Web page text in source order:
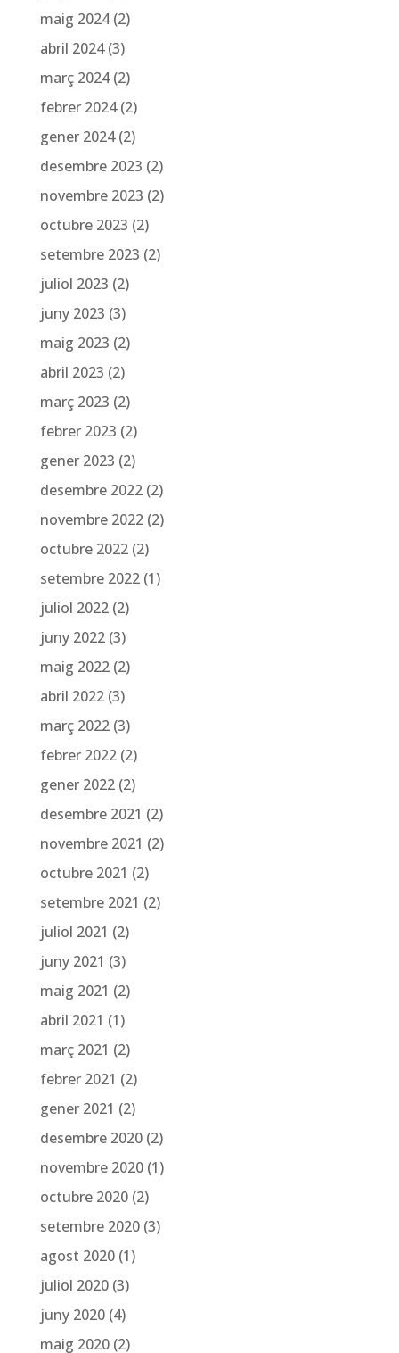
maig 2024(2)
abril 2024(3)
març 2024(2)
febrer 2024(2)
gener 2024(2)
desembre 2023 (2)
novembre 2023 (2)
octubre 2023 (2)
setembre 2023 (2)
juliol 2023 (2)
juny 2023 (3)
maig 2023 (2)
abril 2023 (2)
març 2023 (2)
febrer 2023 (2)
gener 2023 (2)
desembre 2022(2)
novembre 2022(2)
octubre 2022(2)
setembre 2022(1)
juliol 2022(2)
juny 2022(3)
maig 2022(2)
abril 2022(3)
març 2022(3)
febrer 2022(2)
gener 2022(2)
desembre 2021 (2)
novembre 2021 (2)
octubre 2021 (2)
setembre 2021 (2)
juliol 2021 (2)
juny 2021 (3)
maig 2021 (2)
abril 2021 (1)
març 2021 (2)
febrer 2021 (2)
gener 2021 (2)
desembre 2020(2)
novembre 2020(1)
octubre 2020(2)
setembre 2020(3)
agost 2020(1)
juliol 2020(3)
juny 2020(4)
maig 2020(2)